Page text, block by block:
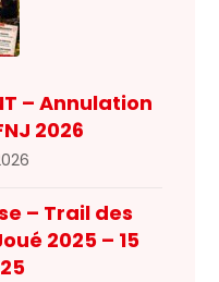
– Annulation
2026
– Trail des
2025 – 15